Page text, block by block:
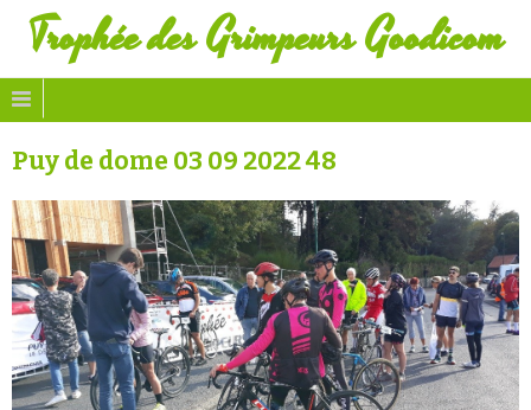
Trophée des Grimpeurs Goodicom
Puy de dome 03 09 2022 48